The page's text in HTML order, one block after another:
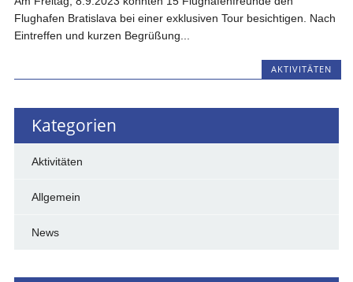
Flughafen Bratislava bei einer exklusiven Tour besichtigen. Nach
Eintreffen und kurzen Begrüßung...
AKTIVITÄTEN
Kategorien
Aktivitäten
Allgemein
News